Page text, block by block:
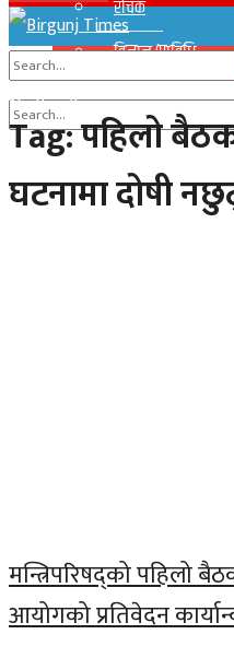
रोचक
विज्ञान/प्राविधि
No Result
View All Result
No Result
View All Result
Tag:पहिलो
घटनामा दोषी
मन्त्रिपरिषद्को पहिलो
आयोगको प्रतिवेदन